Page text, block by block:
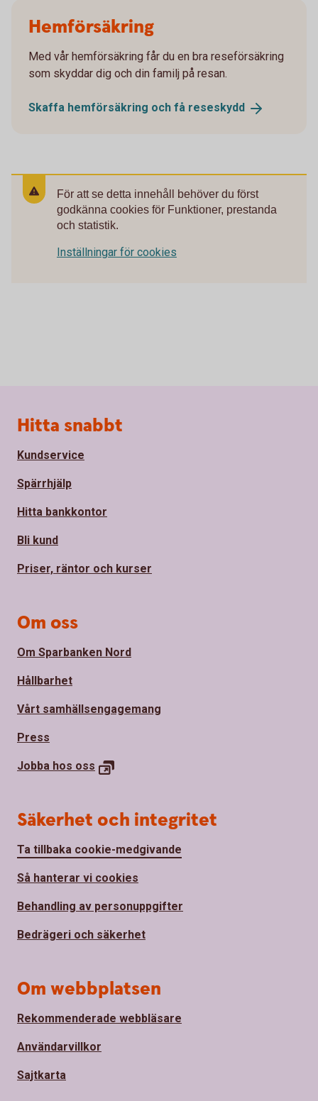
Hemförsäkring
Med vår hemförsäkring får du en bra reseförsäkring
som skyddar dig och din familj på resan.
Skaffa hemförsäkring och få reseskydd
För att se detta innehåll behöver du först
godkänna cookies för Funktioner, prestanda
och statistik.
Inställningar för cookies
Sidfot
Hitta snabbt
Kundservice
Spärrhjälp
Hitta bankkontor
Bli kund
Priser, räntor och kurser
Om oss
Om Sparbanken Nord
Hållbarhet
Vårt samhällsengagemang
Press
Jobba hos oss
Säkerhet och integritet
Ta tillbaka cookie-medgivande
Så hanterar vi cookies
Behandling av personuppgifter
Bedrägeri och säkerhet
Om webbplatsen
Rekommenderade webbläsare
Användarvillkor
Sajtkarta